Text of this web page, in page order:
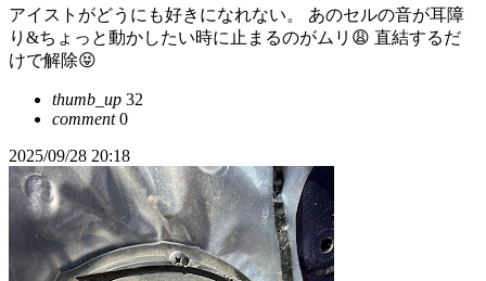
アイストがどうにも好きになれない。 あのセルの音が耳障
り&ちょっと動かしたい時に止まるのがムリ😩 直結するだ
けで解除😝
thumb_up 32
comment0
2025/09/28 20:18